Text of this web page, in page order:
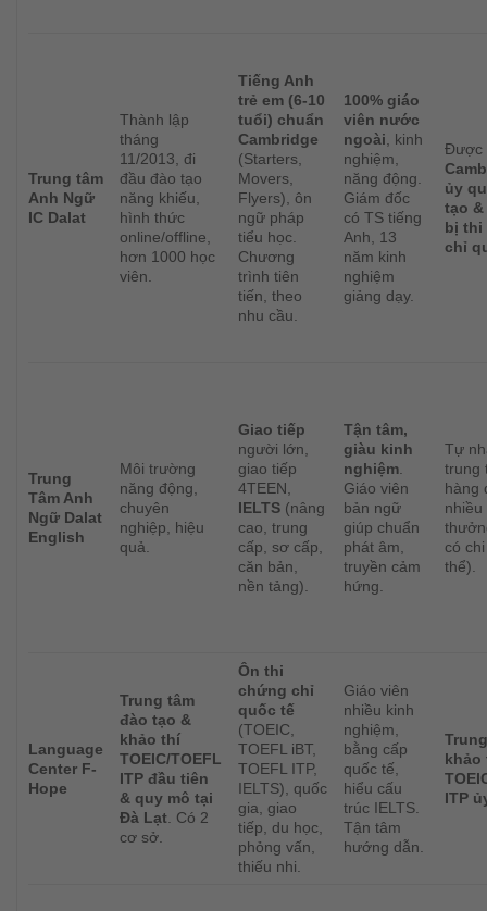
Trung tâm
Anh Ngữ
IC Dalat
Thành lập
tháng
11/2013, đi
đầu đào tạo
năng khiếu,
hình thức
online/offline,
hơn 1000 học
viên.
Tiếng Anh
trẻ em (6-10
tuổi) chuẩn
Cambridge
(Starters,
Movers,
Flyers), ôn
ngữ pháp
tiểu học.
Chương
trình tiên
tiến, theo
nhu cầu.
100% giáo
viên nước
ngoài , kinh
nghiệm,
năng động.
Giám đốc
có TS tiếng
Anh, 13
năm kinh
nghiệm
giảng dạy.
Được
ủy
tạo
bị thi
chỉ
Trung
Tâm Anh
Ngữ Dalat
English
Môi trường
năng động,
chuyên
nghiệp, hiệu
quả.
Giao tiếp
người lớn,
giao tiếp
4TEEN,
IELTS (nâng
cao, trung
cấp, sơ cấp,
căn bản,
nền tảng).
Tận tâm,
giàu kinh
nghiệm
Giáo viên
bản ngữ
giúp chuẩn
phát âm,
truyền cảm
hứng.
Tự
trung
hàng
nhiều
có
thể).
Language
Center F-
Hope
Trung tâm
đào tạo &
khảo thí
TOEIC/TOEFL
ITP đầu tiên
& quy mô tại
Đà Lạt . Có 2
cơ sở.
Ôn thi
chứng chỉ
quốc tế
(TOEIC,
TOEFL iBT,
TOEFL ITP,
IELTS), quốc
gia, giao
tiếp, du học,
phỏng vấn,
thiếu nhi.
Giáo viên
nhiều kinh
nghiệm,
bằng cấp
quốc tế,
hiểu cấu
trúc IELTS.
Tận tâm
hướng dẫn.
khảo
ITP